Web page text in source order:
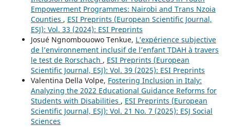
Empowerment Programmes: Nairobi and Trans Nzoia
Counties , ESI Preprints (European Scientific Journal,
ESJ): Vol. 33 (2024): ESI Preprints
Josué Ngnombouowo Tenkue, L’expérience subjective
de l’environnement inclusif de l’enfant TDAH à travers
le test de Rorschach , ESI Preprints (European
Scientific Journal, ESJ): Vol. 39 (2025): ESI Preprints
Valentina Della Volpe, Fostering Inclusion in Italy:
Analyzing the 2022 Educational Guidance Reforms for
Students with Disabilities , ESI Preprints (European
Scientific Journal, ESJ): Vol. 21 No. 7 (2025): ESJ Social
Sciences